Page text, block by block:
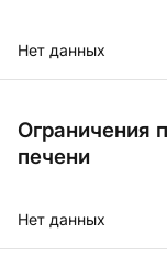
Нет данных
Ограничения
печени
Нет данных